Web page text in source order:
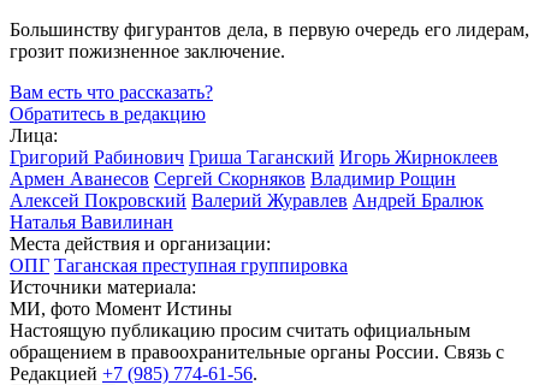
Большинству фигурантов дела, в первую очередь его лидерам,
грозит пожизненное заключение.
Вам есть что рассказать?
Обратитесь в редакцию
Лица:
Григорий Рабинович Гриша Таганский Игорь Жирноклеев
Армен Аванесов Сергей Скорняков Владимир Рощин
Алексей Покровский Валерий Журавлев Андрей Бралюк
Наталья Вавилинан
Места действия и организации:
ОПГ Таганская преступная группировка
Источники материала:
МИ, фото Момент Истины
Настоящую публикацию просим считать официальным
обращением в правоохранительные органы России. Связь с
Редакцией +7 (985) 774-61-56.